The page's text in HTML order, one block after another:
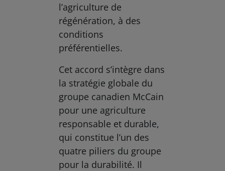
l’agriculture de
régénération, à des
conditions
préférentielles.
Cet accord s’intègre dans
la stratégie globale du
groupe canadien McCain
pour une agriculture
responsable et durable,
qui constitue l’un des
quatre piliers du groupe
pour la durabilité. Il